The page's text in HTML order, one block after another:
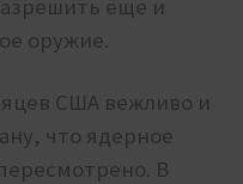
еще и
оружие.
США вежливо и
что ядерное
В